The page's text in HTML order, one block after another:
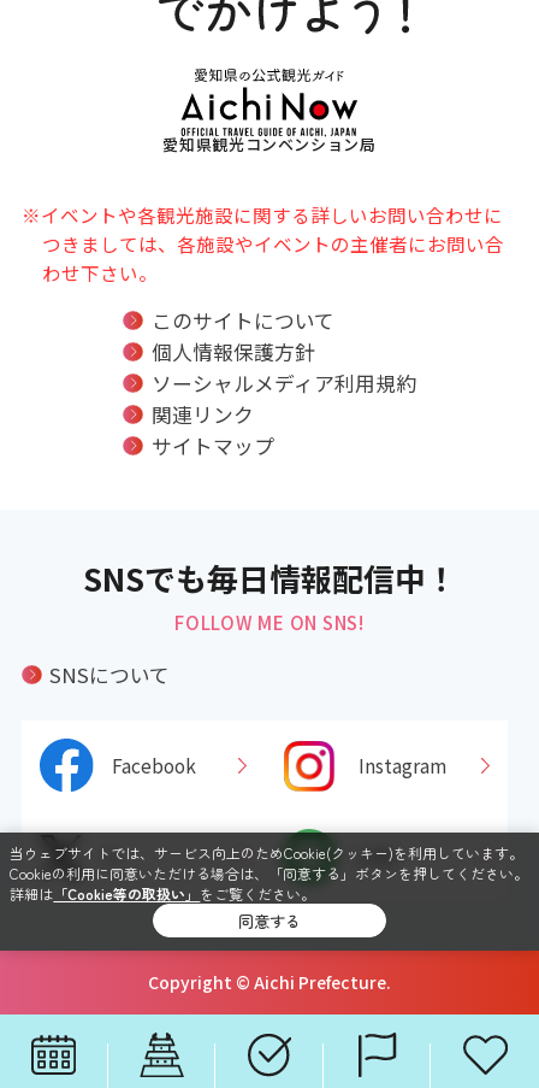
愛知県観光コンベンション局
※イベントや各観光施設に関する詳しいお問い合わせに
つきましては、各施設やイベントの主催者にお問い合
わせ下さい。
このサイトについて
個人情報保護方針
ソーシャルメディア利用規約
関連リンク
サイトマップ
SNSでも毎日情報配信中！
FOLLOW ME ON SNS!
SNSについて
Facebook Instagram
X LINE
Copyright © Aichi Prefecture.
当ウェブサイトでは、サービス向上のためCookie(クッキー)を利用しています。
Cookieの利用に同意いただける場合は、「同意する」ボタンを押してください。
詳細は 「Cookie等の取扱い」 をご覧ください。
同意する